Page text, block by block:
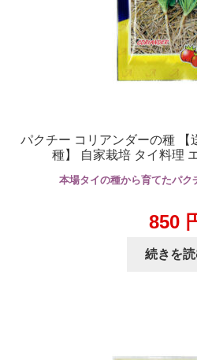
パクチー コリアンダーの種 【
種】 自家栽培 タイ料理
本場タイの種から育てたパク
850
続きを